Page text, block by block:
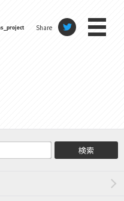
Share
検索